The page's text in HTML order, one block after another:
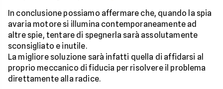
In conclusione possiamo affermare che, quando la spia
avaria motore si illumina contemporaneamente ad
altre spie, tentare di spegnerla sarà assolutamente
sconsigliato e inutile.
La migliore soluzione sarà infatti quella di affidarsi al
proprio meccanico di fiducia per risolvere il problema
direttamente alla radice.